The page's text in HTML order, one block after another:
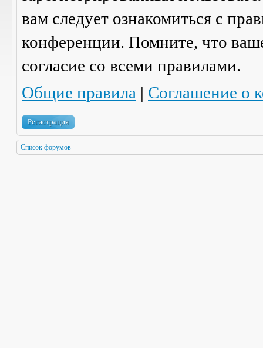
вам следует ознакомиться с
конференции. Помните, что
согласие со всеми правилами.
Общие правила | Соглашение о
Регистрация
Список форумов